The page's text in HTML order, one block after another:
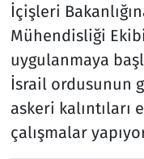
İçişleri
Mühendisliği
uygulanmaya
İsrail ordusunun
askeri
çalışmalar